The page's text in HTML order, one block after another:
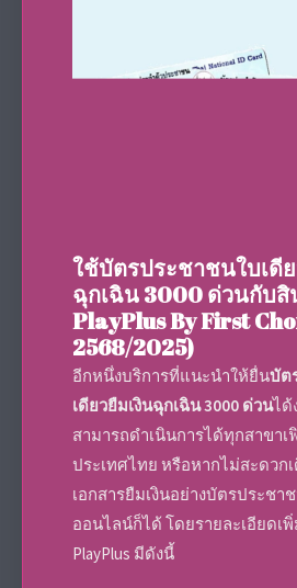
ใช้บัตรประชาชนใบเดี
ฉุกเฉิน 3000 ด่วนกับสิ
PlayPlus By First
2568/2025)
อีกหนึ่งบริการที่แนะนำให้ยื่นบัต
เดียวยืมเงินฉุกเฉิน 3000 ด่วนได้
สามารถดำเนินการได้ทุกสาขา
ประเทศไทย หรือหากไม่สะดวก
เอกสารยืมเงินอย่างบัตรประชา
ออนไลน์ก็ได้ โดยรายละเอียดเ
PlayPlus มีดังนี้